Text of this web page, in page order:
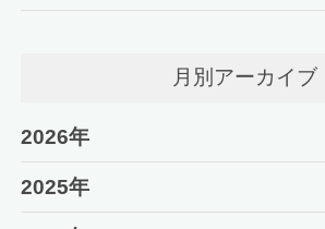
月別アーカイブ
2026年
2025年